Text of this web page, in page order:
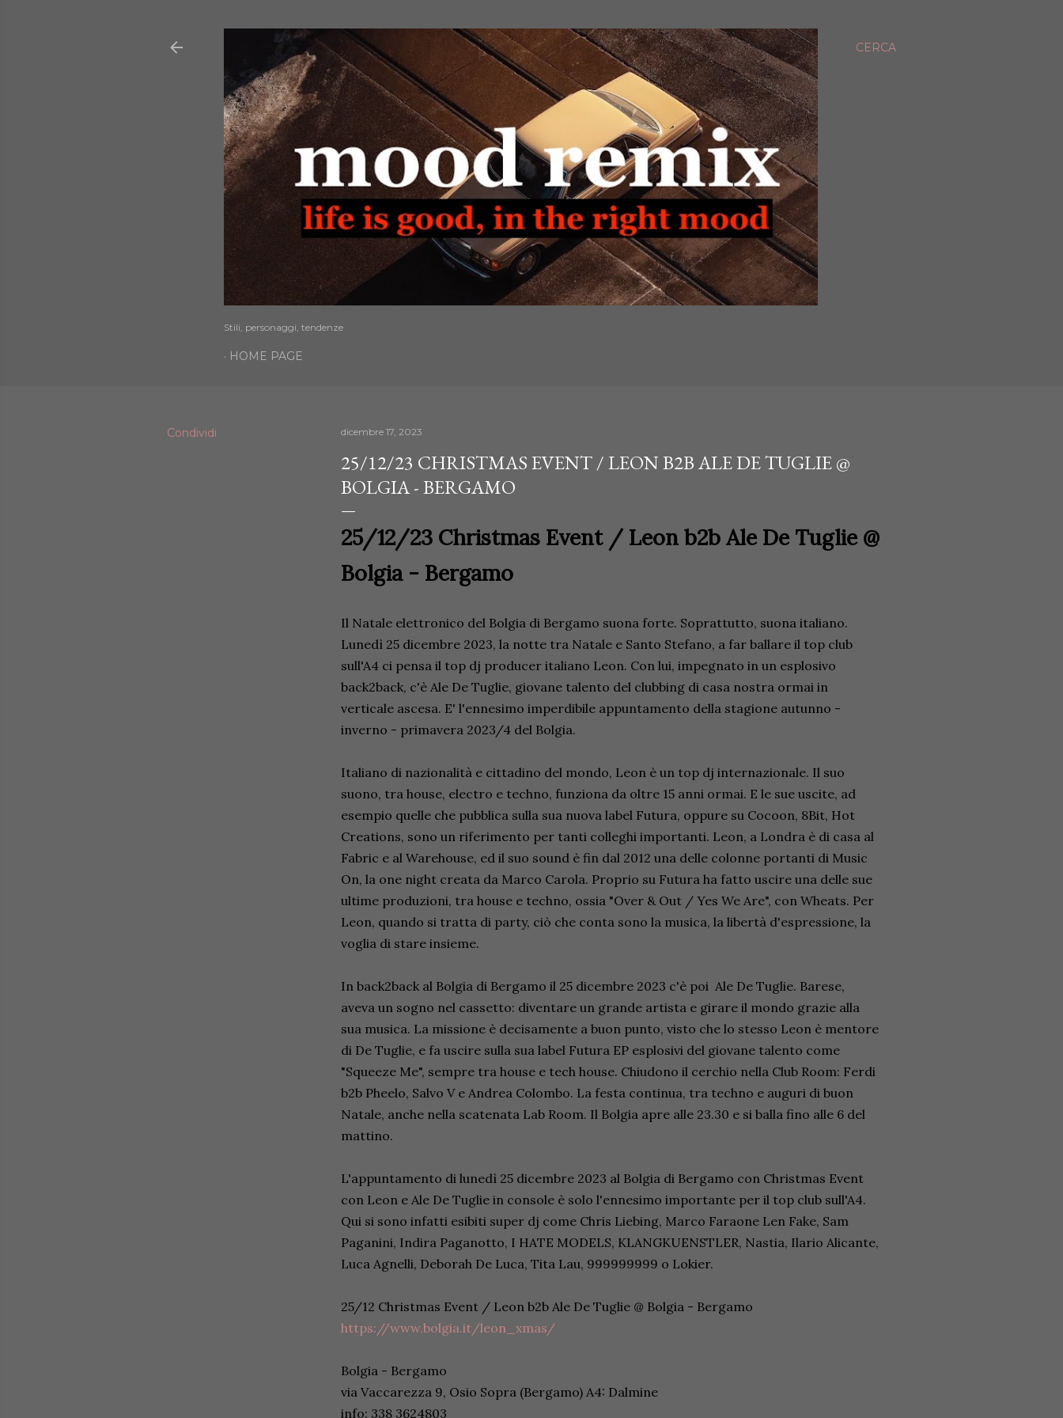
CERCA
Stili, personaggi, tendenze
HOME PAGE
Condividi dicembre 17, 2023
25/12/23 CHRISTMAS EVENT / LEON B2B ALE DE TUGLIE @
BOLGIA - BERGAMO
25/12/23 Christmas Event / Leon b2b Ale De Tuglie @
Bolgia - Bergamo
Il Natale elettronico del Bolgia di Bergamo suona forte. Soprattutto, suona italiano.
Lunedì 25 dicembre 2023, la notte tra Natale e Santo Stefano, a far ballare il top club
sull'A4 ci pensa il top dj producer italiano Leon. Con lui, impegnato in un esplosivo
back2back, c'è Ale De Tuglie, giovane talento del clubbing di casa nostra ormai in
verticale ascesa. E' l'ennesimo imperdibile appuntamento della stagione autunno -
inverno - primavera 2023/4 del Bolgia.
Italiano di nazionalità e cittadino del mondo, Leon è un top dj internazionale. Il suo
suono, tra house, electro e techno, funziona da oltre 15 anni ormai. E le sue uscite, ad
esempio quelle che pubblica sulla sua nuova label Futura, oppure su Cocoon, 8Bit, Hot
Creations, sono un riferimento per tanti colleghi importanti. Leon, a Londra è di casa al
Fabric e al Warehouse, ed il suo sound è fin dal 2012 una delle colonne portanti di Music
On, la one night creata da Marco Carola. Proprio su Futura ha fatto uscire una delle sue
ultime produzioni, tra house e techno, ossia "Over & Out / Yes We Are", con Wheats. Per
Leon, quando si tratta di party, ciò che conta sono la musica, la libertà d'espressione, la
voglia di stare insieme.
In back2back al Bolgia di Bergamo il 25 dicembre 2023 c'è poi Ale De Tuglie. Barese,
aveva un sogno nel cassetto: diventare un grande artista e girare il mondo grazie alla
sua musica. La missione è decisamente a buon punto, visto che lo stesso Leon è mentore
di De Tuglie, e fa uscire sulla sua label Futura EP esplosivi del giovane talento come
"Squeeze Me", sempre tra house e tech house. Chiudono il cerchio nella Club Room: Ferdi
b2b Pheelo, Salvo V e Andrea Colombo. La festa continua, tra techno e auguri di buon
Natale, anche nella scatenata Lab Room. Il Bolgia apre alle 23.30 e si balla fino alle 6 del
mattino.
L'appuntamento di lunedì 25 dicembre 2023 al Bolgia di Bergamo con Christmas Event
con Leon e Ale De Tuglie in console è solo l'ennesimo importante per il top club sull'A4.
Qui si sono infatti esibiti super dj come Chris Liebing, Marco Faraone Len Fake, Sam
Paganini, Indira Paganotto, I HATE MODELS, KLANGKUENSTLER, Nastia, Ilario Alicante,
Luca Agnelli, Deborah De Luca, Tita Lau, 999999999 o Lokier.
25/12 Christmas Event / Leon b2b Ale De Tuglie @ Bolgia - Bergamo
https://www.bolgia.it/leon_xmas/
Bolgia - Bergamo
via Vaccarezza 9, Osio Sopra (Bergamo) A4: Dalmine
info: 338 3624803